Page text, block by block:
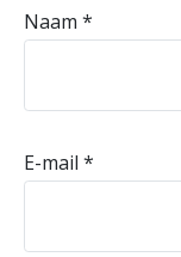
Naam *
E-mail *